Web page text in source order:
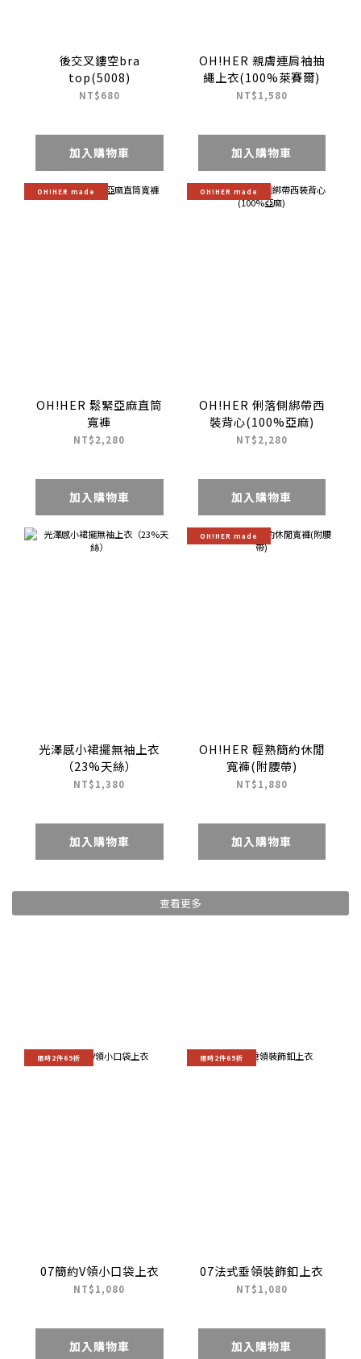
後交叉鏤空bra
top(5008)
NT$680
加入購物車
OH!HER 親膚連肩袖抽
繩上衣(100%萊賽爾)
NT$1,580
加入購物車
OH!HER made
OH!HER 鬆緊亞麻直筒
寬褲
NT$2,280
加入購物車
OH!HER made
OH!HER 俐落側綁帶西
裝背心(100%亞麻)
NT$2,280
加入購物車
光澤感小裙擺無袖上衣
（23%天絲）
NT$1,380
加入購物車
OH!HER made
OH!HER 輕熟簡約休閒
寬褲(附腰帶)
NT$1,880
加入購物車
查看更多
限時2件69折
07簡約V領小口袋上衣
NT$1,080
加入購物車
限時2件69折
07法式垂領裝飾釦上衣
NT$1,080
加入購物車